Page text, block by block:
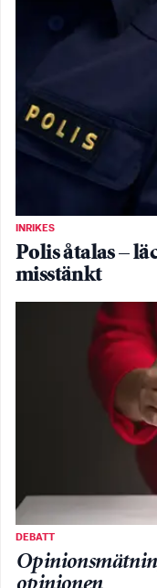
INRIKES
Polis åtalas –
misstänkt
DEBATT